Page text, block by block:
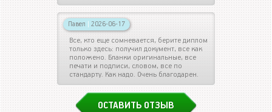
Павел | 2026-06-17
Все, кто еще сомневается, берите диплом
только здесь: получил документ, все как
положено. Бланки оригинальные, все
печати и подписи, словом, все по
стандарту. Как надо. Очень благодарен.
ОСТАВИТЬ ОТЗЫВ